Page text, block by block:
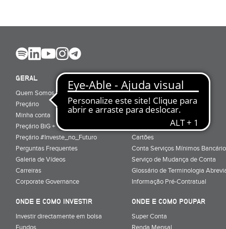
GERAL
Quem Somos
Preçário
Minha conta
Preçário BiG +
Preçário #Investe_no_Futuro
Perguntas Frequentes
Galeria de Vídeos
Carreiras
Corporate Governance
Porquê ser cliente
Particulares
Júnior (sub-18)
Cartões
Conta Serviços Mínimos
Serviço de Mudança de Conta
Glossário de Terminologia
Informação Pré-Contratual
ONDE E COMO INVESTIR
Investir directamente em bolsa
Fundos
ONDE E COMO POUPAR
Super Conta
Renda Mensal